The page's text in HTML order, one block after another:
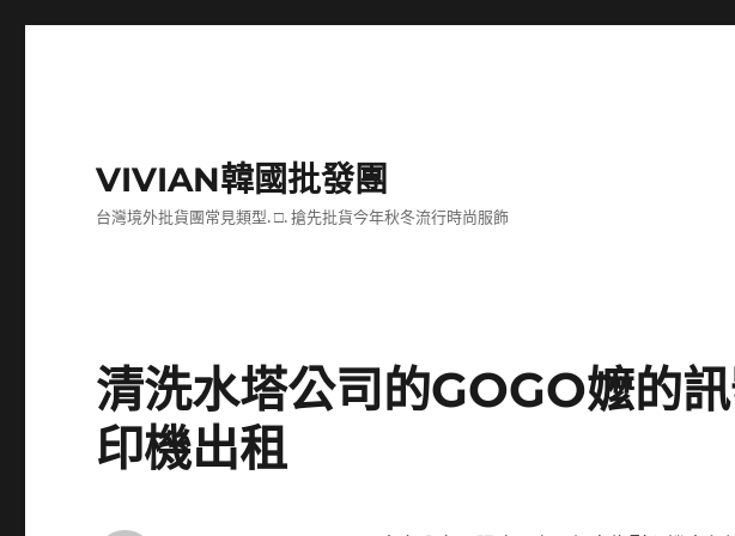
VIVIAN韓國批發團
台灣境外批貨團常見類型. □. 搶先批貨今年秋冬流行時尚服飾
清洗水塔公司的GOGO嬤的
印機出租